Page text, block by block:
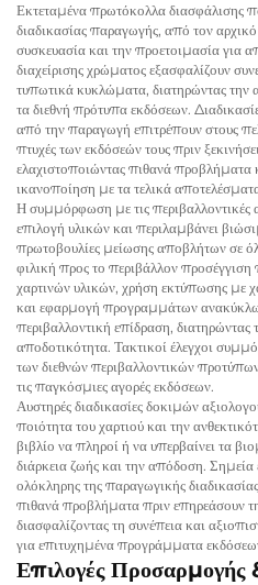
Εκτεταμένα πρωτόκολλα διασφάλισης
διαδικασίας παραγωγής, από τον αρχικό
συσκευασία και την προετοιμασία για
διαχείρισης χρώματος εξασφαλίζουν
τυπωτικά κυκλώματα, διατηρώντας
τα διεθνή πρότυπα εκδόσεων.
από την παραγωγή επιτρέπουν στους
πτυχές των εκδόσεών τους πριν
ελαχιστοποιώντας πιθανά προβλήματα
ικανοποίηση με τα τελικά
Η συμμόρφωση με τις περιβαλλοντικές
επιλογή υλικών και περιλαμβάνει
πρωτοβουλίες μείωσης αποβλήτων σε
φιλική προς το περιβάλλον
χαρτινών υλικών, χρήση εκτύπωσης με
και εφαρμογή προγραμμάτων
περιβαλλοντική επίδραση,
αποδοτικότητα. Τακτικοί έλεγχοι
των διεθνών περιβαλλοντικών
τις παγκόσμιες αγορές εκδόσεων.
Αυστηρές διαδικασίες δοκιμών
ποιότητα του χαρτιού και την
βιβλίο να πληροί ή να υπερβαίνει τα
διάρκεια ζωής και την απόδοση.
ολόκληρης της παραγωγικής
πιθανά προβλήματα πριν επηρεάσουν
διασφαλίζοντας τη συνέπεια και
για επιτυχημένα προγράμματα
Επιλογές